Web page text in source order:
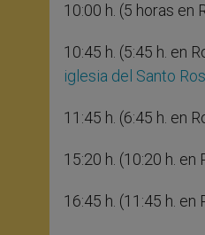
10:00 h. (5 horas en
10:45 h. (5:45 h. en
iglesia del Santo
11:45 h. (6:45 h. en
15:20 h. (10:20 h. en
16:45 h. (11:45 h.